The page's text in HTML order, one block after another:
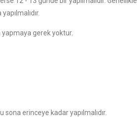
yapmaya gerek yoktur.
erinceye kadar yapılmalıdır.